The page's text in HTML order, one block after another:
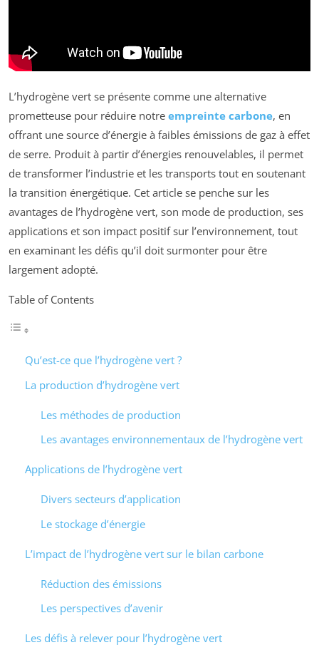
L’hydrogène vert se présente comme une alternative
prometteuse pour réduire notre empreinte carbone, en
offrant une source d’énergie à faibles émissions de gaz à effet
de serre. Produit à partir d’énergies renouvelables, il permet
de transformer l’industrie et les transports tout en soutenant
la transition énergétique. Cet article se penche sur les
avantages de l’hydrogène vert, son mode de production, ses
applications et son impact positif sur l’environnement, tout
en examinant les défis qu’il doit surmonter pour être
largement adopté.
Table of Contents
Qu’est-ce que l’hydrogène vert ?
La production d’hydrogène vert
Les méthodes de production
Les avantages environnementaux de l’hydrogène vert
Applications de l’hydrogène vert
Divers secteurs d’application
Le stockage d’énergie
L’impact de l’hydrogène vert sur le bilan carbone
Réduction des émissions
Les perspectives d’avenir
Les défis à relever pour l’hydrogène vert